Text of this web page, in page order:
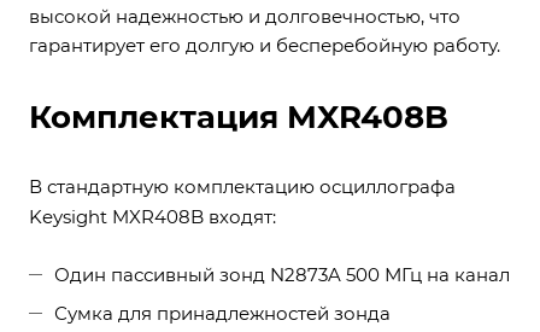
высокой надежностью и долговечностью, что
гарантирует его долгую и бесперебойную работу.
Комплектация MXR408B
В стандартную комплектацию осциллографа
Keysight MXR408B входят:
Один пассивный зонд N2873A 500 МГц на канал
Сумка для принадлежностей зонда